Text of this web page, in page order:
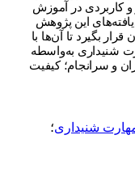
کاربردی در آموزش
این پژوهش
بگیرد تا آن‌‌ها با
شنیداری به‌واسطه
و سرانجام؛ کیفیت
شنیداری؛